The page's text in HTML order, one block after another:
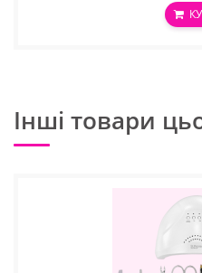
Інші товари